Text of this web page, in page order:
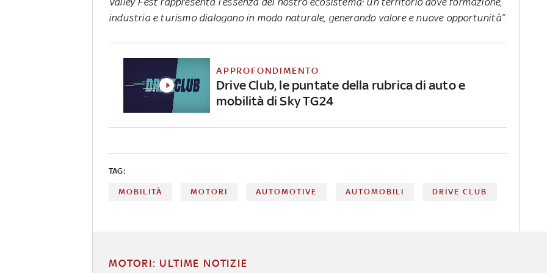
industria e turismo dialogano in modo naturale, generando valore e nuove opportunità”.
APPROFONDIMENTO
Drive Club, le puntate della rubrica di auto e
mobilità di Sky TG24
TAG:
MOBILITÀ MOTORI AUTOMOTIVE AUTOMOBILI DRIVE CLUB
MOTORI: ULTIME NOTIZIE